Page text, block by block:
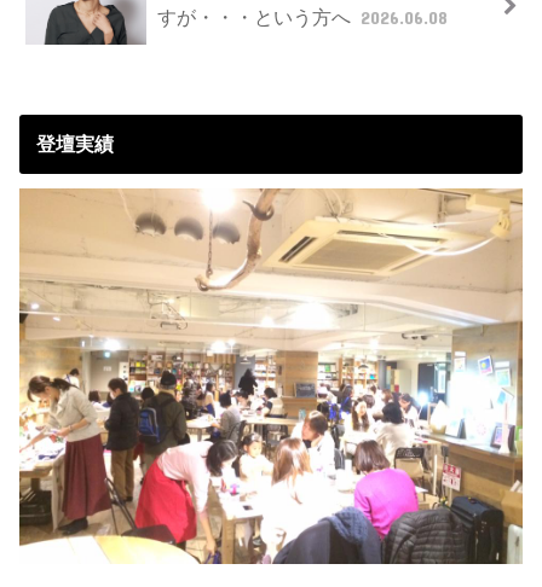
すが・・・という方へ 2026.06.08
登壇実績